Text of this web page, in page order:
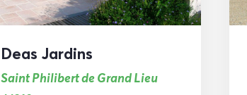
Deas Jardins
Saint Philibert de Grand Lieu